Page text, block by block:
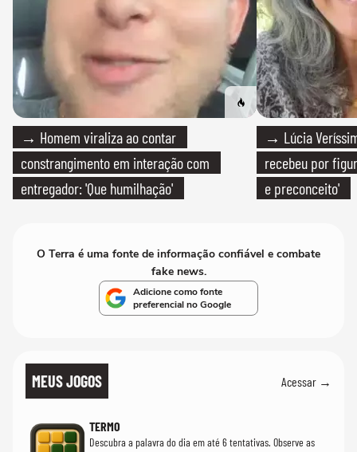
→ Homem viraliza ao contar
constrangimento em interação com
entregador: 'Que humilhação'
→ Lúcia
recebeu por
e preconceito'
O Terra é uma fonte de informação confiável e combate
fake news.
Adicione como fonte
preferencial no Google
MEUS JOGOS Acessar →
TERMO
Descubra a palavra do dia em até 6 tentativas. Observe as